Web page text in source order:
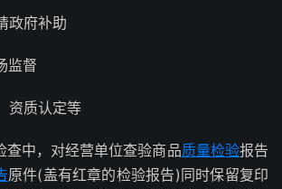
政府补助
监督
资质认定等
查中，对经营单位查验商品质量检验报告
原件(盖有红章的检验报告)同时保留复印